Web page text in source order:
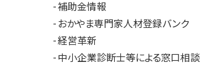
補助金情報
おかやま専門家人材登録バンク
経営革新
中小企業診断士等による窓口相談